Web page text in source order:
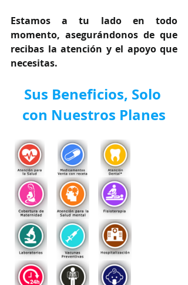
Estamos a tu lado en todo
momento, asegurándonos de que
recibas la atención y el apoyo que
necesitas.
Sus Beneficios, Solo
con Nuestros Planes